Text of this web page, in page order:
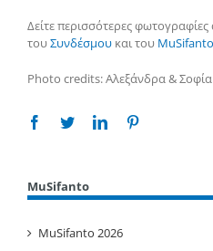
Δείτε περισσότερες
τουΣυνδέσμου και του MuSifanto
Photo credits: Αλεξάνδρα &
Facebook
TwitterLinkedin
MuSifanto
MuSifanto 2026